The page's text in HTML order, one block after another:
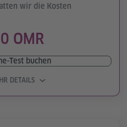
wir die Kosten
OMR
Test buchen
DETAILS